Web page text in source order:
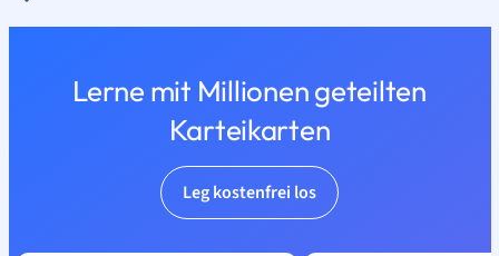
Lerne mit Millionen geteilten
Karteikarten
Leg kostenfrei los